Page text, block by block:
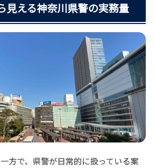
見える神奈川県警の実務量
方で、県警が日常的に扱っている案